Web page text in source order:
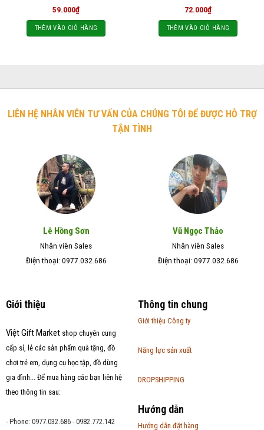
59.000₫
THÊM VÀO GIỎ HÀNG
72.000₫
THÊM VÀO GIỎ HÀNG
LIÊN HỆ NHÂN VIÊN TƯ VẤN CỦA CHÚNG TÔI ĐỂ ĐƯỢC HỖ TRỢ
TẬN TÌNH
Lê Hồng Sơn
Nhân viên Sales
Điện thoại: 0977.032.686
Vũ Ngọc Thảo
Nhân viên Sales
Điện thoại: 0977.032.686
Giới thiệu
Việt Gift Marketshop chuyên cung
cấp sỉ, lẻ các sản phẩm quà tặng, đồ
chơi trẻ em, dụng cụ học tập, đồ dùng
gia đình... Để mua hàng các bạn liên hệ
theo thông tin sau:
- Phone: 0977.032.686 - 0982.772.142
Thông tin chung
Giới thiệu Công ty
Năng lực sản xuất
DROPSHIPPING
Hướng dẫn
Hướng dẫn đặt hàng